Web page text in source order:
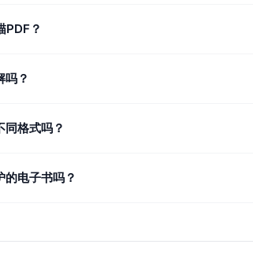
PDF？
吗？
同格式吗？
的电子书吗？